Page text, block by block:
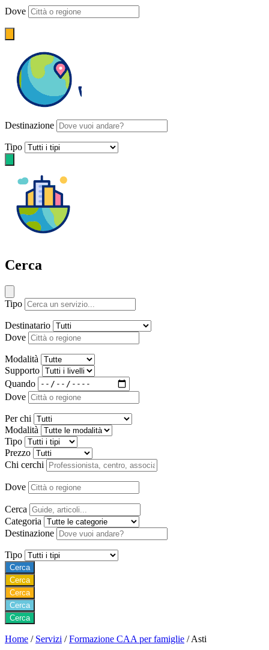
Dove
Destinazione
Tipo
Cerca
Tipo
Destinatario
Dove
Modalità
Supporto
Quando
Dove
Per chi
Modalità
Tipo
Prezzo
Chi cerchi
Dove
Cerca
Categoria
Destinazione
Tipo
Cerca
Cerca
Cerca
Cerca
Cerca
Home / Servizi / Formazione CAA per famiglie / Asti